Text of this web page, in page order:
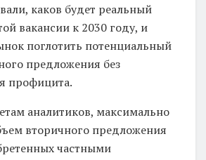
каков будет реальный
вакансии к 2030 году, и
поглотить потенциальный
предложения без
профицита.
аналитиков, максимально
вторичного предложения
частными